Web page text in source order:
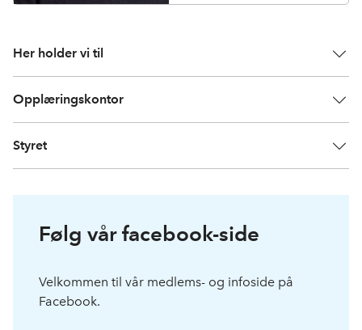
Her holder vi til
Opplæringskontor
Styret
Følg vår facebook-side
Velkommen til vår medlems- og infoside på
Facebook.